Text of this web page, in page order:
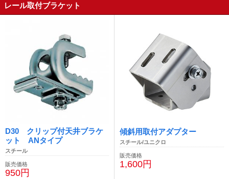
レール取付ブラケット
D30 クリップ付天井ブラケ
ット ANタイプ
スチール
販売価格
950円
傾斜用取付アダプター
スチール/ユニクロ
販売価格
1,600円